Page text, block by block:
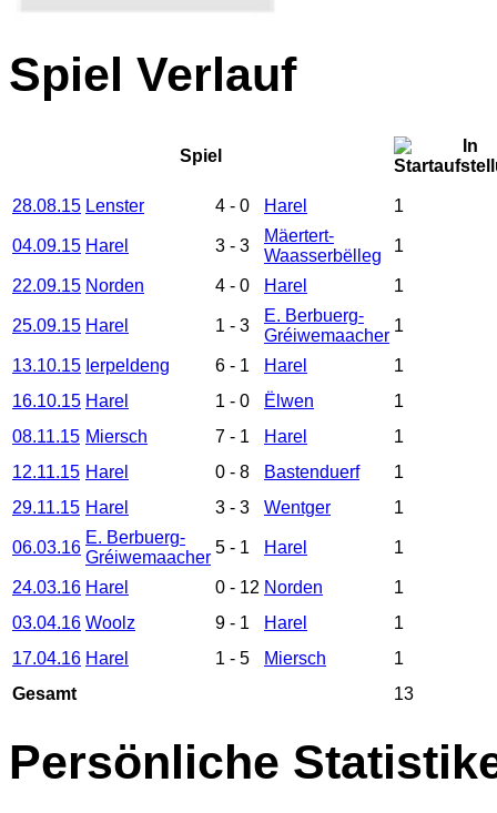
Spiel Verlauf
Spiel
28.08.15 Lenster 4 - 0 Harel 1
04.09.15 Harel 3 - 3
Mäertert-
Waasserbëlleg
1
22.09.15 Norden 4 - 0 Harel 1
25.09.15 Harel 1 - 3
E. Berbuerg-
Gréiwemaacher
1
13.10.15 Ierpeldeng 6 - 1 Harel
1
16.10.15 Harel 1 - 0 Ëlwen
1
08.11.15 Miersch 7 - 1 Harel
1
12.11.15 Harel 0 - 8 Bastenduerf
1
29.11.15 Harel 3 - 3 Wentger 1
06.03.16
E. Berbuerg-
Gréiwemaacher
5 - 1 Harel 1
24.03.16 Harel 0 - 12 Norden
1
03.04.16 Woolz 9 - 1 Harel
1
17.04.16 Harel 1 - 5 Miersch
1
Gesamt
13
Persönliche